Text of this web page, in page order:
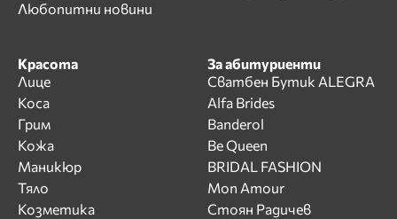
Любопитни новини
Красота
Лице
Коса
Грим
Кожа
Маникюр
Тяло
Козметика
За абитуриенти
Сватбен Бутик ALEGRA
Alfa Brides
Banderol
Be Queen
BRIDAL FASHION
Mon Amour
Стоян Радичев